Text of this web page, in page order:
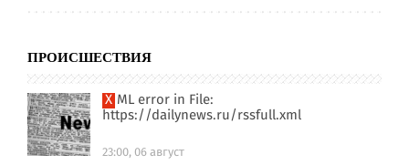
ПРОИСШЕСТВИЯ
XML error in File:
https://dailynews.ru/rssfull.xml
23:00, 06 август